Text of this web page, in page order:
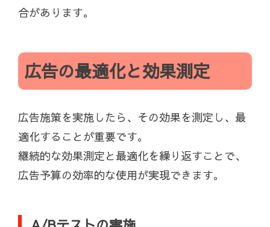
合があります。
広告の最適化と効果測定
広告施策を実施したら、その効果を測定し、最
適化することが重要です。
継続的な効果測定と最適化を繰り返すことで、
広告予算の効率的な使用が実現できます。